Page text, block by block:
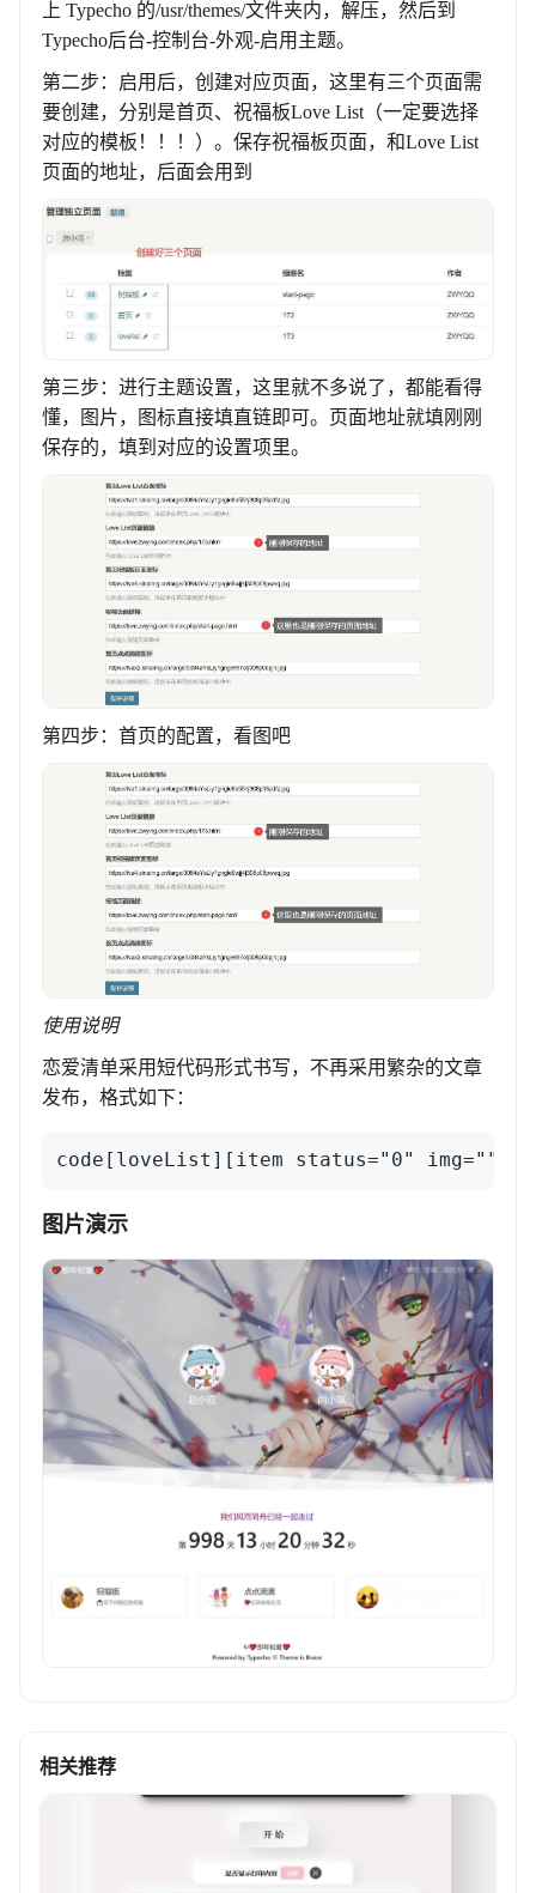
上 Typecho 的/usr/themes/文件夹内，解压，然后到
Typecho后台-控制台-外观-启用主题。
第二步：启用后，创建对应页面，这里有三个页面需
要创建，分别是首页、祝福板Love List（一定要选择
对应的模板！！！）。保存祝福板页面，和Love List
页面的地址，后面会用到
第三步：进行主题设置，这里就不多说了，都能看得
懂，图片，图标直接填直链即可。页面地址就填刚刚
保存的，填到对应的设置项里。
第四步：首页的配置，看图吧
使用说明
恋爱清单采用短代码形式书写，不再采用繁杂的文章
发布，格式如下：
code[loveList][item status="0" img=""]
图片演示
相关推荐